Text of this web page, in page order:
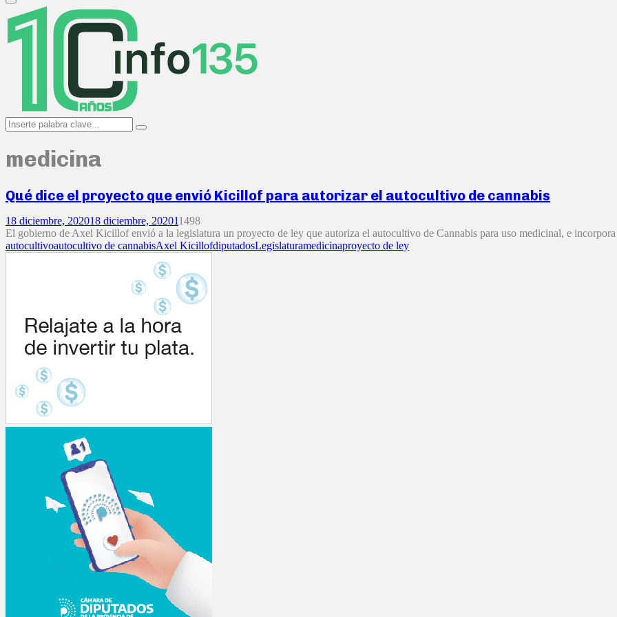
Primary
Menu
Search
for:
Search
medicina
Qué dice el proyecto que envió Kicillof para autorizar el autocultivo de cannabis
18 diciembre, 202018 diciembre, 202011498
El gobierno de Axel Kicillof envió a la legislatura un proyecto de ley que autoriza el autocultivo de Cannabis para uso medicinal, e incorpora
autocultivoautocultivo de cannabisAxel KicillofdiputadosLegislaturamedicinaproyecto de ley